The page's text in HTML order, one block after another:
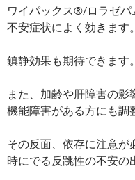
ワイパックス®/ロラゼパ
不安症状によく効きます。
鎮静効果も期待できます。
また、加齢や肝障害の
機能障害がある方にも調
その反面、依存に注意が
時にでる反跳性の不安の